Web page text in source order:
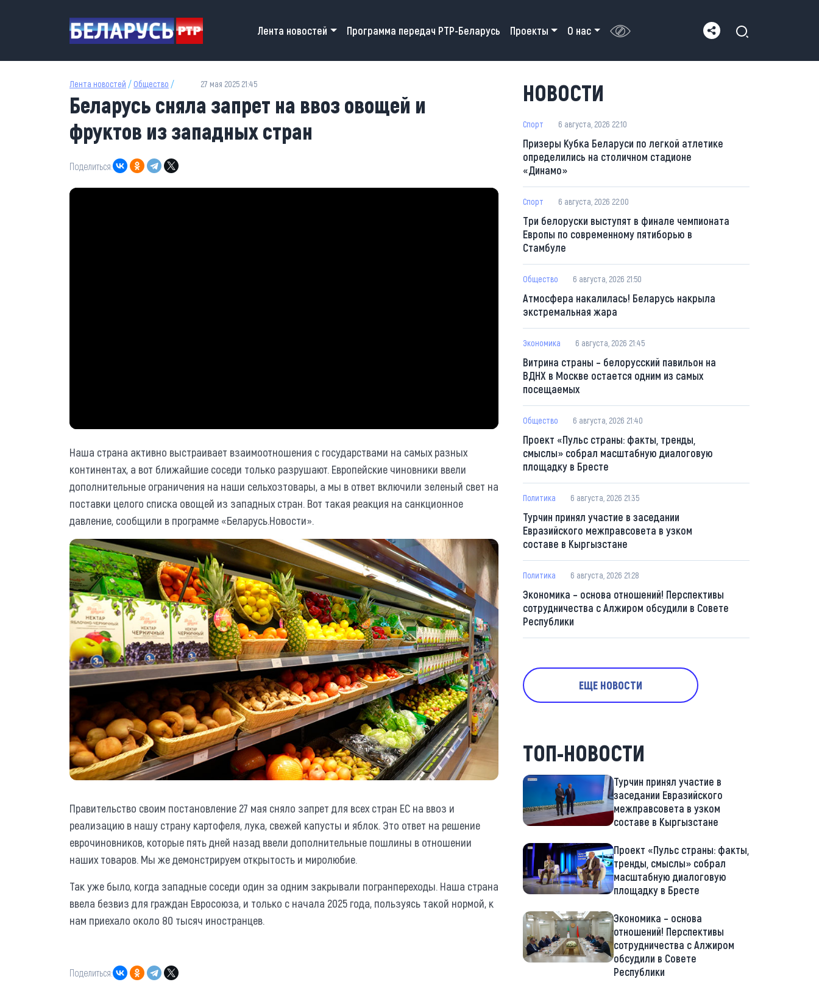
Main navigation
Лента новостей Программа передач РТР-Беларусь Проекты О нас
Лента новостей / Общество / 27 мая 2025 21:45
Беларусь сняла запрет на ввоз овощей и
фруктов из западных стран
Поделиться:
Наша страна активно выстраивает взаимоотношения с государствами на самых разных
континентах, а вот ближайшие соседи только разрушают. Европейские чиновники ввели
дополнительные ограничения на наши сельхозтовары, а мы в ответ включили зеленый свет на
поставки целого списка овощей из западных стран. Вот такая реакция на санкционное
давление, сообщили в программе «Беларусь.Новости».
Правительство своим постановление 27 мая сняло запрет для всех стран ЕС на ввоз и
реализацию в нашу страну картофеля, лука, свежей капусты и яблок. Это ответ на решение
еврочиновников, которые пять дней назад ввели дополнительные пошлины в отношении
наших товаров. Мы же демонстрируем открытость и миролюбие.
Так уже было, когда западные соседи один за одним закрывали погранпереходы. Наша страна
ввела безвиз для граждан Евросоюза, и только с начала 2025 года, пользуясь такой нормой, к
нам приехало около 80 тысяч иностранцев.
Поделиться:
НОВОСТИ
Спорт 6 августа, 2026 22:10
Призеры Кубка Беларуси по легкой атлетике
определились на столичном стадионе
«Динамо»
Спорт 6 августа, 2026 22:00
Три белоруски выступят в финале чемпионата
Европы по современному пятиборью в
Стамбуле
Общество 6 августа, 2026 21:50
Атмосфера накалилась! Беларусь накрыла
экстремальная жара
Экономика 6 августа, 2026 21:45
Витрина страны – белорусский павильон на
ВДНХ в Москве остается одним из самых
посещаемых
Общество 6 августа, 2026 21:40
Проект «Пульс страны: факты, тренды,
смыслы» собрал масштабную диалоговую
площадку в Бресте
Политика 6 августа, 2026 21:35
Турчин принял участие в заседании
Евразийского межправсовета в узком
составе в Кыргызстане
Политика 6 августа, 2026 21:28
Экономика – основа отношений! Перспективы
сотрудничества с Алжиром обсудили в Совете
Республики
ЕЩЕ НОВОСТИ
ТОП-НОВОСТИ
Турчин принял участие в
заседании Евразийского
межправсовета в узком
составе в Кыргызстане
Проект «Пульс страны: факты,
тренды, смыслы» собрал
масштабную диалоговую
площадку в Бресте
Экономика – основа
отношений! Перспективы
сотрудничества с Алжиром
обсудили в Совете
Республики